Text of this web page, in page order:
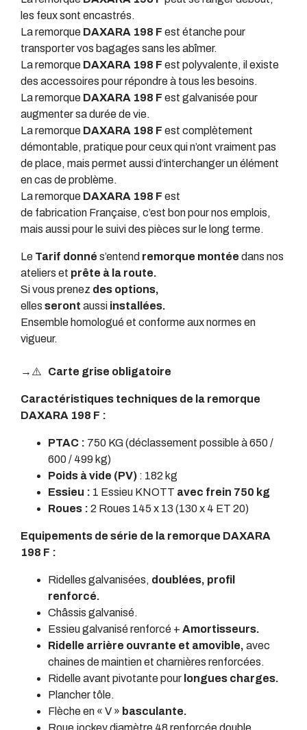
les feux sont encastrés.
La remorque DAXARA 198 F est étanche pour
transporter vos bagages sans les abîmer.
La remorque DAXARA 198 F est polyvalente, il existe
des accessoires pour répondre à tous les besoins.
La remorque DAXARA 198 F est galvanisée pour
augmenter sa durée de vie.
La remorque DAXARA 198 F est complètement
démontable, pratique pour ceux qui n’ont vraiment pas
de place, mais permet aussi d’interchanger un élément
en cas de problème.
La remorqueDAXARA 198 F est
de fabrication Française, c’est bon pour nos emplois,
mais aussi pour le suivi des pièces sur le long terme.
Le Tarif donné s’entend remorque montée dans nos
ateliers et prête à la route.
Si vous prenez des options,
elles seront aussiinstallées.
Ensemble homologué et conforme aux normes en
vigueur.
→⚠️ Carte grise obligatoire
Caractéristiques techniques de la remorque
DAXARA 198 F :
PTAC : 750 KG (déclassement possible à 650 /
600 / 499 kg)
Poids à vide (PV) : 182 kg
Essieu : 1 Essieu KNOTT avec frein 750 kg
Roues : 2 Roues 145 x 13 (130 x 4 ET 20)
Equipements de série de la remorque DAXARA
198 F :
Ridelles galvanisées, doublées, profil
renforcé.
Châssis galvanisé.
Essieu galvanisé renforcé + Amortisseurs.
Ridelle arrière ouvrante et amovible, avec
chaines de maintien et charnières renforcées.
Ridelle avant pivotante pour longues charges.
Plancher tôle.
Flèche en « V » basculante.